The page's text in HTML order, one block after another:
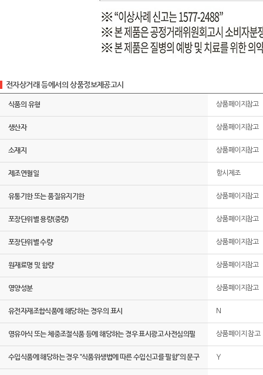
전자상거래 등에서의 상품정보제공고시
식품의 유형 상품페이지참고
생산자 상품페이지참고
소재지 상품페이지참고
제조연월일 항시제조
유통기한 또는 품질유지기한 상품페이지참고
포장단위별 용량(중량) 상품페이지참고
포장단위별 수량 상품페이지참고
원재료명 및 함량 상품페이지참고
영양성분 상품페이지참고
유전자재조합식품에 해당하는 경우의 표시 N
영유아식 또는 체중조절식품 등에 해당하는 경우 표시광고 사전심의필 상품페이지 참고
수입식품에 해당하는 경우 “식품위생법에 따른 수입신고를 필함”의 문구 Y